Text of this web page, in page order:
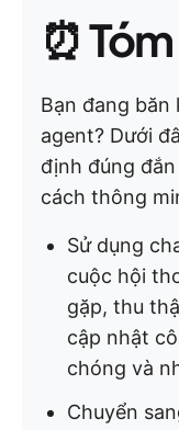
⏰
Bạn đang băn
agent? Dưới
định đúng
cách thông
Sử dụng
cuộc hội
gặp, thu
cập nhật
chóng và
Chuyển